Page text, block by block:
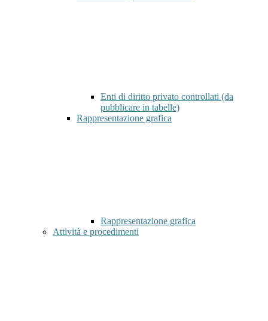
Enti di diritto privato controllati (da
pubblicare in tabelle)
Rappresentazione grafica
Rappresentazione grafica
Attività e procedimenti